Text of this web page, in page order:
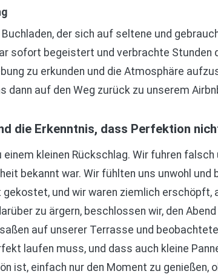
der sich auf seltene und
sofort begeistert und verbrachte Stunden
zu erkunden und die Atmosphäre
dann auf den Weg zurück zu unserem
die Erkenntnis, dass Perfektion
kleinen Rückschlag. Wir fuhren
bekannt war. Wir fühlten uns unwohl
und wir waren ziemlich erschöpft,
zu ärgern, beschlossen wir, den
auf unserer Terrasse und
laufen muss, und dass auch kleine
ist, einfach nur den Moment zu genießen,